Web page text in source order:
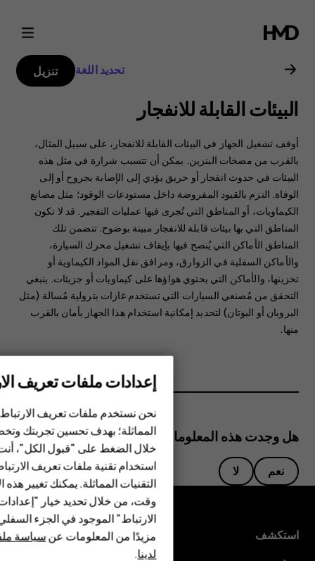
دليل
مستخدم
هاتف
Nokia
2.1
الهواتف المميزة
HMD Terra M
HMD Watch
تحديد اللغة تنزيل
البيئات القابلة للانفجار
أوقف تشغيل الجهاز في البيئات القابلة للانفجار، على سبيل المثال،
بالقرب من مضخات البنزين. يمكن أن تتسبب شرارة في مثل هذه
البيئات في حدوث انفجار أو حريق يؤدي إلى الإصابة بجروح أو إلى
الوفاة. ‏‫التزم بالقيود المفروضة داخل مستودعات الوقود؛ مثل مصانع
الكيماويات، أو المناطق التي تُجرى فيها عمليات التفجير.‬ قد لا تكون
المناطق التي بها بيئات قابلة للانفجار مبينة بوضوح. تتضمن تلك
المناطق الأماكن التي يُنصح فيها بإيقاف تشغيل محرك السيارة،
والأماكن السفلية في الزوارق، ومرافق نقل المواد الكيماوية أو
تخزينها، والأماكن التي يحتوي هواؤها على كيماويات أو جزيئات. ينبغي
التحقق من مُصنعي السيارات التي تستخدم غازات بترولية مُسالة (مثل
البروبان أو البوتان) لتحديد إمكانية استخدام هذا الجهاز بأمان بالقرب
منها.
هل وجدت هذه المعلومات مفيدة؟
نعم لا
استكشف
إعدادات ملفات تعريف
نحن نستخدم ملفات تعريف
المماثلة؛ بهدف تحسين تجربتك
خلال الضغط على "قبول الكل"،
استخدام تقنية ملفات تعريف
التقنيات المماثلة. يمكنك تغيير
وقت، من خلال تحديد خيار
الارتباط" الموجود في الجزء
مزيدًا من المعلومات عنسياسة
لدينا.